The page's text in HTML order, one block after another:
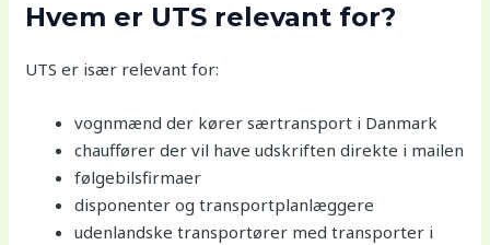
Hvem er UTS relevant for?
UTS er især relevant for:
vognmænd der kører særtransport i Danmark
chauffører der vil have udskriften direkte i mailen
følgebilsfirmaer
disponenter og transportplanlæggere
udenlandske transportører med transporter i